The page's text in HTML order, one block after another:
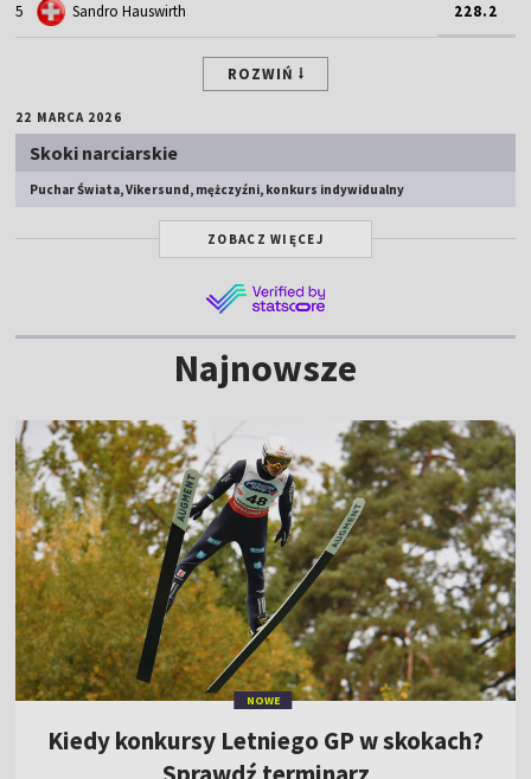
5 Sandro Hauswirth 228.2
ROZWIŃ
22 MARCA 2026
Skoki narciarskie
Puchar Świata, Vikersund, mężczyźni, konkurs indywidualny
ZOBACZ WIĘCEJ
Najnowsze
NOWE
Kiedy konkursy Letniego GP w skokach?